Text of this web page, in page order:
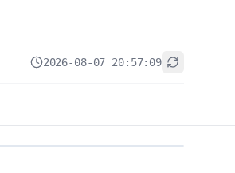
2026-08-07 20:57:09